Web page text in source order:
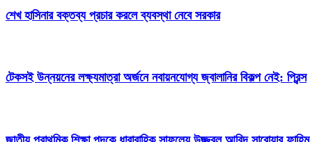
শেখ হাসিনার বক্তব্য প্রচার করলে ব্যবস্থা নেবে সরকার
টেকসই উন্নয়নের লক্ষ্যমাত্রা অর্জনে নবায়নযোগ্য জ্বালানির বিকল্প নেই: প্রিন্স